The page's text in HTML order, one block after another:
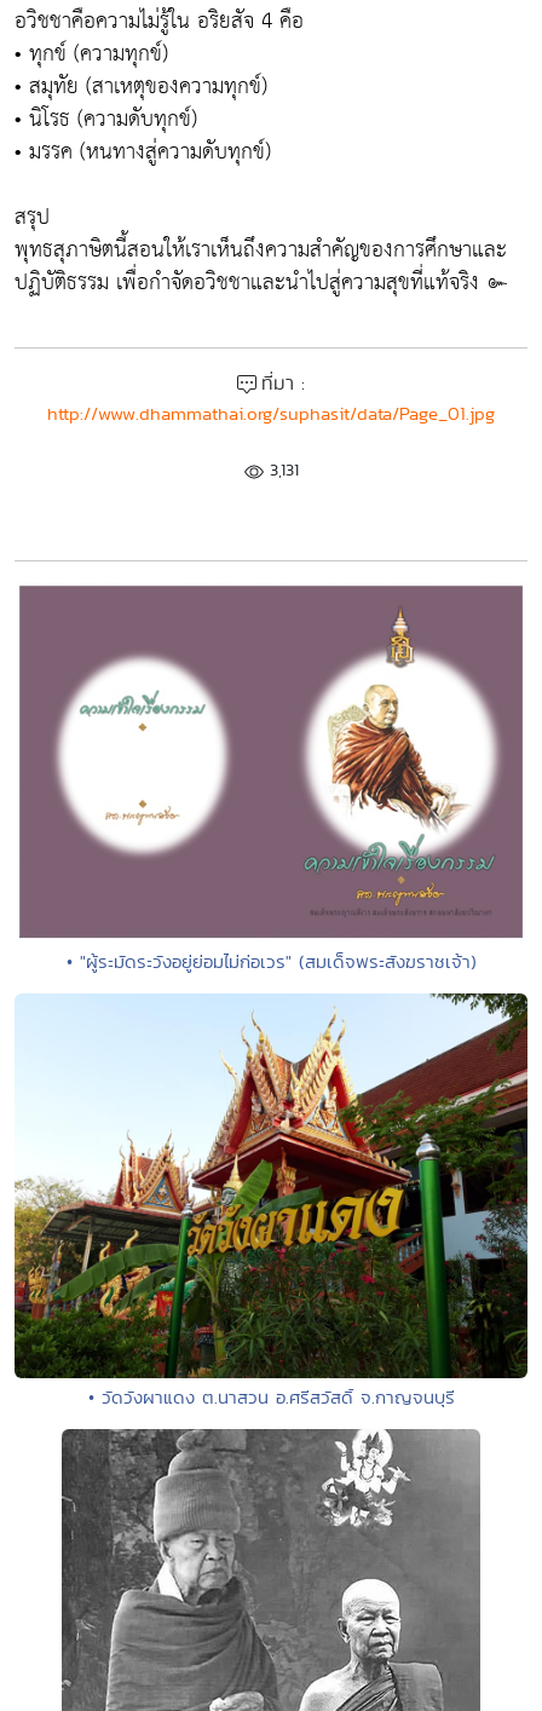
อวิชชาคือความไม่รู้ใน อริยสัจ 4 คือ
• ทุกข์ (ความทุกข์)
• สมุทัย (สาเหตุของความทุกข์)
• นิโรธ (ความดับทุกข์)
• มรรค (หนทางสู่ความดับทุกข์)
สรุป
พุทธสุภาษิตนี้สอนให้เราเห็นถึงความสำคัญของการศึกษาและ
ปฏิบัติธรรม เพื่อกำจัดอวิชชาและนำไปสู่ความสุขที่แท้จริง ๛
ที่มา :
http://www.dhammathai.org/suphasit/data/Page_01.jpg
3,131
• "ผู้ระมัดระวังอยู่ย่อมไม่ก่อเวร" (สมเด็จพระสังฆราชเจ้า)
• วัดวังผาแดง ต.นาสวน อ.ศรีสวัสดิ์ จ.กาญจนบุรี